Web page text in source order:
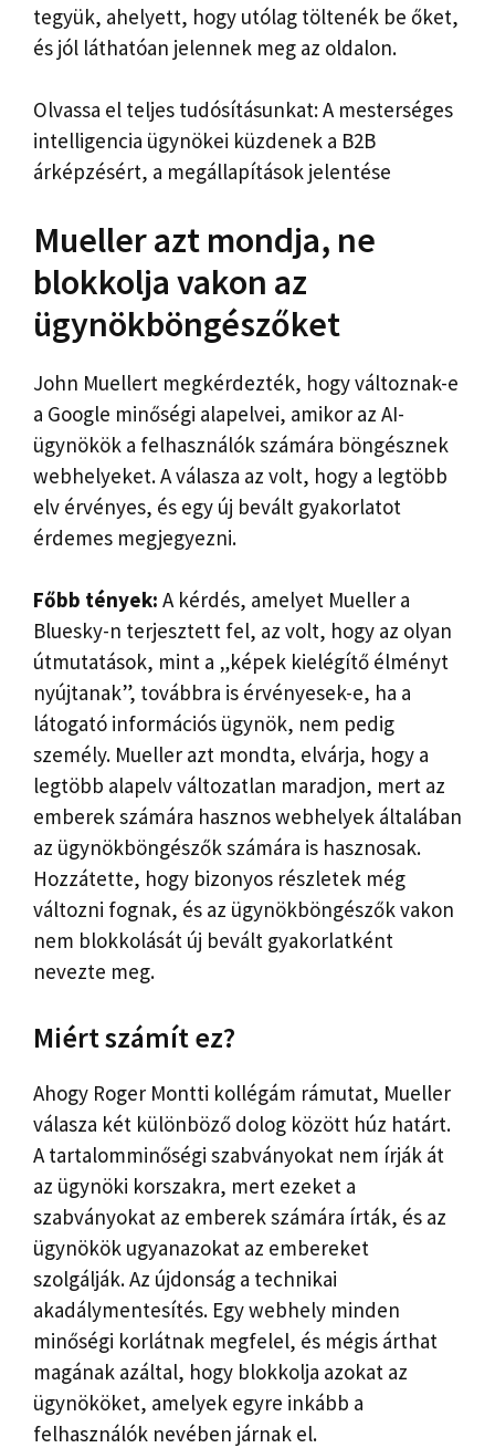
tegyük, ahelyett, hogy utólag töltenék be őket,
és jól láthatóan jelennek meg az oldalon.
Olvassa el teljes tudósításunkat: A mesterséges
intelligencia ügynökei küzdenek a B2B
árképzésért, a megállapítások jelentése
Mueller azt mondja, ne
blokkolja vakon az
ügynökböngészőket
John Muellert megkérdezték, hogy változnak-e
a Google minőségi alapelvei, amikor az AI-
ügynökök a felhasználók számára böngésznek
webhelyeket. A válasza az volt, hogy a legtöbb
elv érvényes, és egy új bevált gyakorlatot
érdemes megjegyezni.
Főbb tények: A kérdés, amelyet Mueller a
Bluesky-n terjesztett fel, az volt, hogy az olyan
útmutatások, mint a „képek kielégítő élményt
nyújtanak”, továbbra is érvényesek-e, ha a
látogató információs ügynök, nem pedig
személy. Mueller azt mondta, elvárja, hogy a
legtöbb alapelv változatlan maradjon, mert az
emberek számára hasznos webhelyek általában
az ügynökböngészők számára is hasznosak.
Hozzátette, hogy bizonyos részletek még
változni fognak, és az ügynökböngészők vakon
nem blokkolását új bevált gyakorlatként
nevezte meg.
Miért számít ez?
Ahogy Roger Montti kollégám rámutat, Mueller
válasza két különböző dolog között húz határt.
A tartalomminőségi szabványokat nem írják át
az ügynöki korszakra, mert ezeket a
szabványokat az emberek számára írták, és az
ügynökök ugyanazokat az embereket
szolgálják. Az újdonság a technikai
akadálymentesítés. Egy webhely minden
minőségi korlátnak megfelel, és mégis árthat
magának azáltal, hogy blokkolja azokat az
ügynököket, amelyek egyre inkább a
felhasználók nevében járnak el.